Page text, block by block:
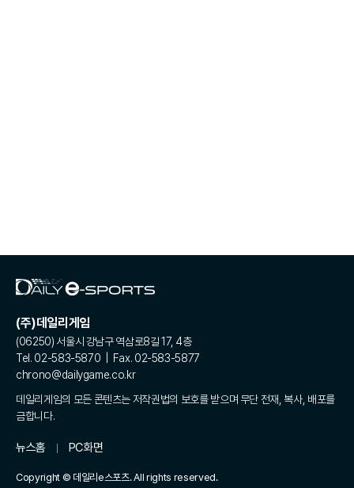
(주)데일리게임
(06250) 서울시 강남구 역삼로8길 17, 4층
Tel. 02-583-5870 | Fax. 02-583-5877
chrono@dailygame.co.kr
데일리게임의 모든 콘텐츠는 저작권법의 보호를 받으며 무단 전재, 복사, 배포를
금합니다.
뉴스홈 PC화면
Copyright © 데일리e스포츠. All rights reserved.